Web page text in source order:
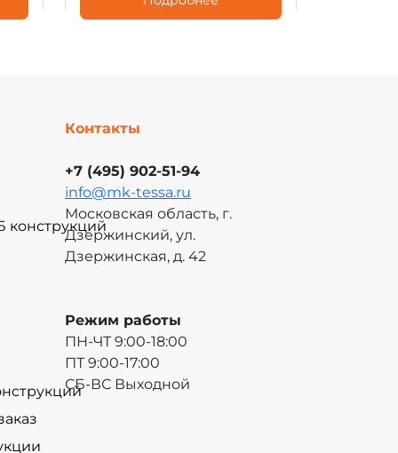
конструкций
Контакты
+7 (495) 902-51-94
info@mk-tessa.ru
Московская область, г.
Дзержинский, ул.
Дзержинская, д. 42
Режим работы
ПН-ЧТ 9:00-18:00
ПТ 9:00-17:00
СБ-ВС Выходной